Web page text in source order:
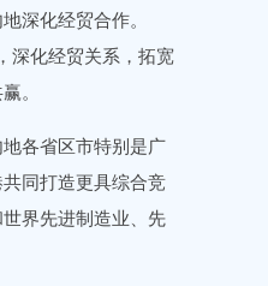
化经贸合作。
深化经贸关系，拓宽
。
省区市特别是广
同打造更具综合竞
界先进制造业、先